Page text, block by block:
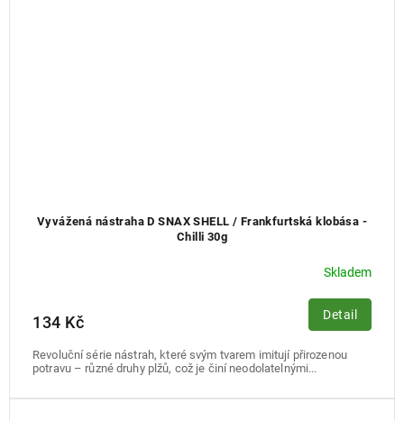
Vyvážená nástraha D SNAX SHELL / Frankfurtská klobása -
Chilli 30g
Skladem
134 Kč Detail
Revoluční série nástrah, které svým tvarem imitují přirozenou
potravu – různé druhy plžů, což je činí neodolatelnými...